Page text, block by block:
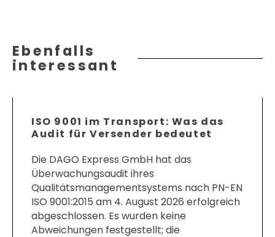
Ebenfalls
interessant
ISO 9001 im Transport: Was das
Audit für Versender bedeutet
Die DAGO Express GmbH hat das
Überwachungsaudit ihres
Qualitätsmanagementsystems nach PN-EN
ISO 9001:2015 am 4. August 2026 erfolgreich
abgeschlossen. Es wurden keine
Abweichungen festgestellt; die